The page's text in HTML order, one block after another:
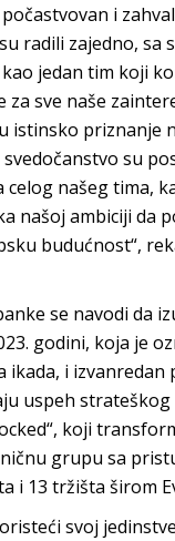
i
radili zajedno, sa
jedan tim koji
za sve naše
istinsko priznanje
su
našeg tima,
našoj ambiciji da
budućnost“,
se navodi da
godini, koja je
ikada, i izvanredan
uspeh strateškog
koji
grupu sa
i 13 tržišta širom
svoj